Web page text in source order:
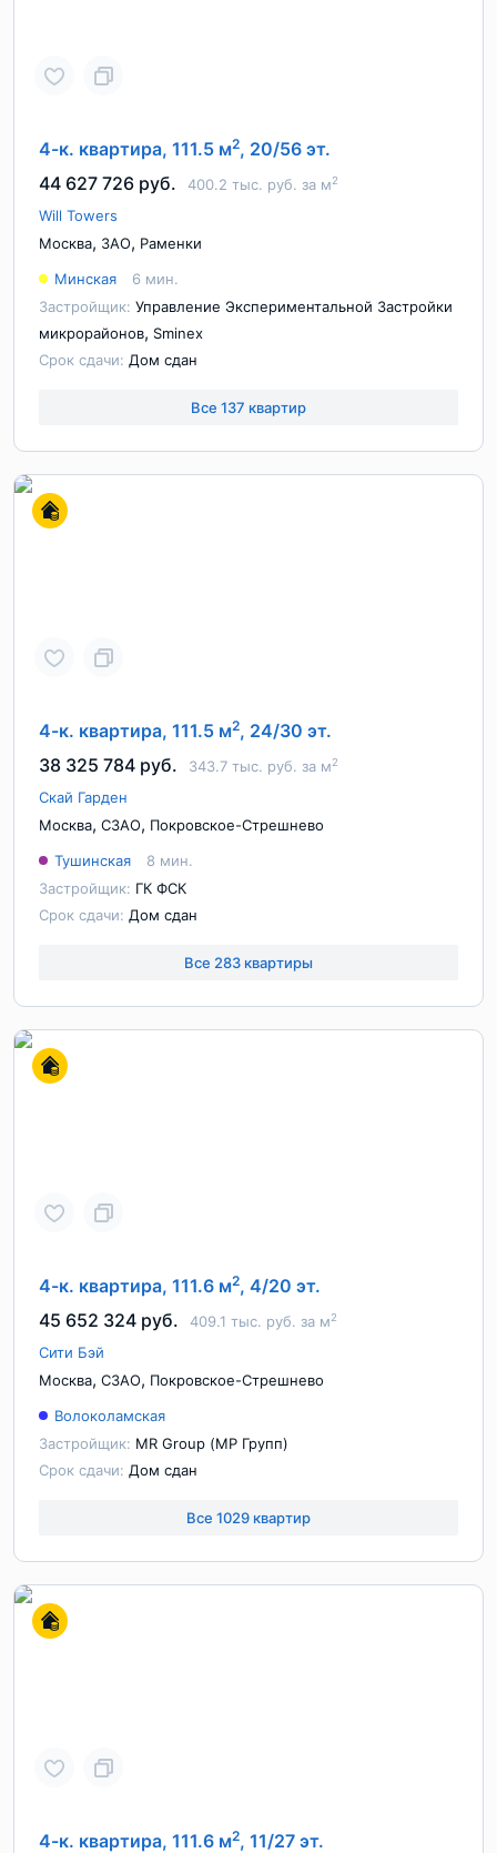
4-к. квартира, 111.5 м2, 20/56 эт.
44 627 726 руб.
400.2 тыс. руб. за м2
Will Towers
Москва, ЗАО, Раменки
Минская
6 мин.
Застройщик: Управление Экспериментальной Застройки
микрорайонов, Sminex
Срок сдачи: Дом сдан
Все 137 квартир
4-к. квартира, 111.5 м2, 24/30 эт.
38 325 784 руб.
343.7 тыс. руб. за м2
Скай Гарден
Москва, СЗАО, Покровское-Стрешнево
Тушинская
8 мин.
Застройщик: ГК ФСК
Срок сдачи: Дом сдан
Все 283 квартиры
4-к. квартира, 111.6 м2, 4/20 эт.
45 652 324 руб.
409.1 тыс. руб. за м2
Сити Бэй
Москва, СЗАО, Покровское-Стрешнево
Волоколамская
Застройщик: MR Group (МР Групп)
Срок сдачи: Дом сдан
Все 1029 квартир
4-к. квартира, 111.6 м2, 11/27 эт.